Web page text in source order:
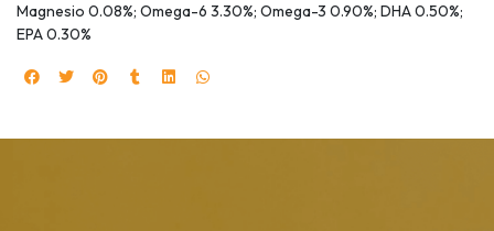
Magnesio 0.08%; Omega-6 3.30%; Omega-3 0.90%; DHA 0.50%;
EPA 0.30%